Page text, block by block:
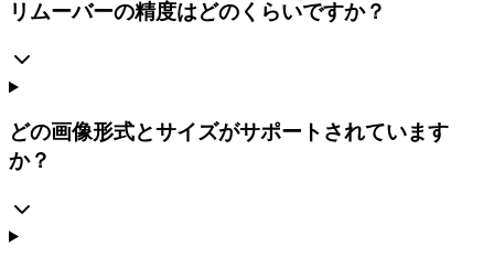
リムーバーの精度はどのくらいですか？
どの画像形式とサイズがサポートされています
か？